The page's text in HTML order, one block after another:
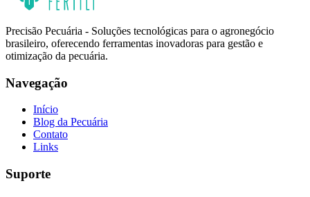
Precisão Pecuária - Soluções tecnológicas para o agronegócio
brasileiro, oferecendo ferramentas inovadoras para gestão e
otimização da pecuária.
Navegação
Início
Blog da Pecuária
Contato
Links
Suporte